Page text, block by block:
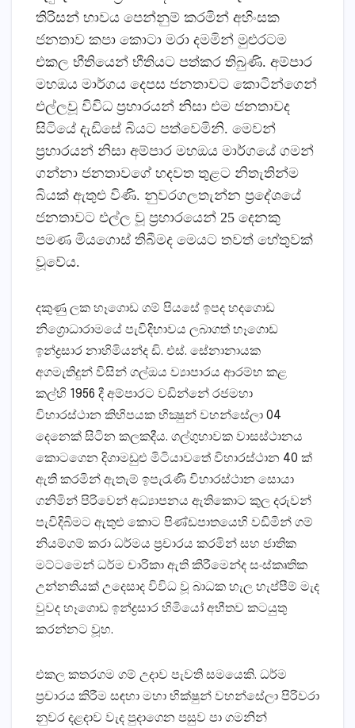
තිරිසන් භාවය පෙන්නුම් කරමින් අහිංසක
ජනතාව කපා කොටා මරා දමමින් මුළුරටම
එකල භීතියෙන් භීතියට පත්කර තිබුණි. අම්පාර
මහඔය මාර්ගය දෙපස ජනතාවට කොටින්ගෙන්
එල්ලවූ විවිධ ප්‍රහාරයන් නිසා එම ජනතාවද
සිටියේ දැඩිසේ බියට පත්වෙමිනි. මෙවන්
ප්‍රහාරයන් නිසා අම්පාර මහඔය මාර්ගයේ ගමන්
ගන්නා ජනතාවගේ හදවත තුළට නිතැතින්ම
බියක්‌ ඇතුළු විණි. නුවරගලතැන්න ප්‍රදේශයේ
ජනතාවට එල්ල වූ ප්‍රහාරයෙන් 25 දෙනකු
පමණ මියගොස්‌ තිබීමද මෙයට තවත් හේතුවක්‌
වූවේය.
දකුණු ලක හෑගොඩ ගම් පියසේ ඉපද හදගොඩ
නිග්‍රොධාරාමයේ පැවිදිභාවය ලබාගත් හෑගොඩ
ඉන්ද්‍රසාර නාහිමියන්ද ඩි. එස්‌. සේනානායක
අගමැතිදුන් විසින් ගල්ඔය ව්‍යාපාරය ආරම්භ කළ
කල්හි 1956 දී අම්පාරට වඩින්නේ රජමහා
විහාරස්‌ථාන කිහිපයක භික්‍ෂුන් වහන්සේලා 04
දෙනෙක්‌ සිටින කලකදීය. ගල්ගුහාවක වාසස්‌ථානය
කොටගෙන දිගාමඩුළු මිටියාවතේ විහාරස්‌ථාන 40 ක්‌
ඇති කරමින් ඇතැම් ඉපැරැණි විහාරස්‌ථාන සොයා
ගනිමින් පිරිවෙන් අධ්‍යාපනය ඇතිකොට කුල දරුවන්
පැවිදිබිමට ඇතුළු කොට පිණ්‌ඩපාතයෙහි වඩිමින් ගම්
නියම්ගම් කරා ධර්මය ප්‍රචාරය කරමින් සහ ජාතික
මට්‌ටමෙන් ධර්ම චාරිකා ඇති කිරීමෙන්ද සංස්‌කෘතික
උන්නතියක්‌ උදෙසාද විවිධ වූ බාධක හැල හැප්පීම් මැද
වුවද හෑගොඩ ඉන්ද්‍රසාර හිමියෝ අභීතව කටයුතු
කරන්නට වූහ.
එකල කතරගම ගම් උදාව පැවති සමයෙකි. ධර්ම
ප්‍රචාරය කිරීම සඳහා මහා භික්‌ෂුන් වහන්සේලා පිරිවරා
නුවර දළදාව වැද පුදාගෙන පසුව පා ගමනින්